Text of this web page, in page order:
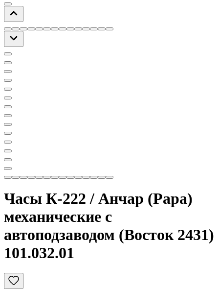
Часы К-222 / Анчар (Papa)
механические с
автоподзаводом (Восток 2431)
101.032.01